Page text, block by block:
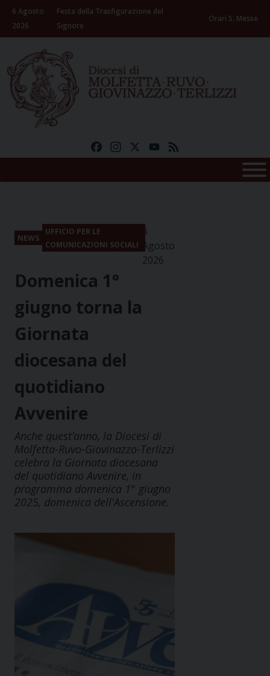
Skip
content
6 Agosto
2026
Festa della Trasfigurazione del
Signore
Orari S. Messe
FacebookInstagramYouTube
NEWS
UFFICIO PER LE
COMUNICAZIONI SOCIALI
6
Agosto
2026
Domenica 1°
giugno torna la
Giornata
diocesana del
quotidiano
Avvenire
Anche quest’anno, la Diocesi di
Molfetta-Ruvo-Giovinazzo-Terlizzi
celebra la Giornata diocesana
del quotidiano Avvenire, in
programma domenica 1° giugno
2025, domenica dell'Ascensione.